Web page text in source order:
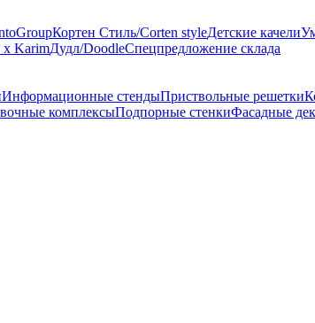
Кортен Стиль/Corten styleДетские качели
x KarimДудл/DoodleСпецпредложение склада
Информационные стендыПриствольные решетки
комплексыПодпорные стенкиФасадные